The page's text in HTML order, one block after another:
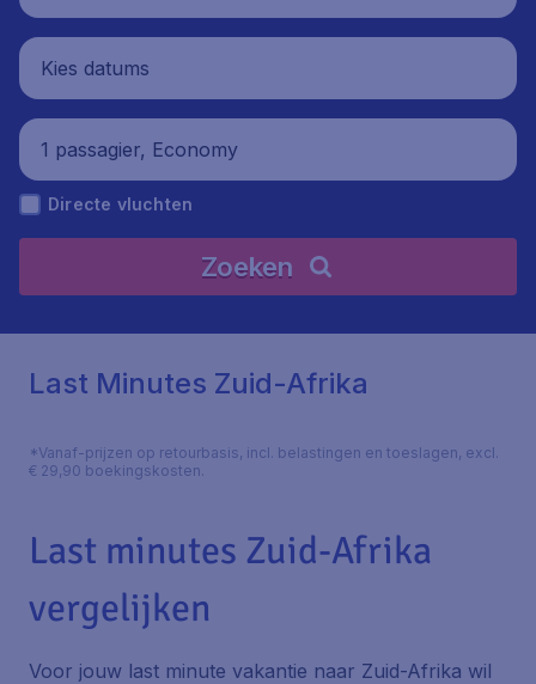
Kies datums
1 passagier, Economy
Directe vluchten
Zoeken
Last Minutes Zuid-Afrika
*Vanaf-prijzen op retourbasis, incl. belastingen en toeslagen, excl.
€ 29,90 boekingskosten.
Last minutes Zuid-Afrika
vergelijken
Voor jouw last minute vakantie naar Zuid-Afrika wil